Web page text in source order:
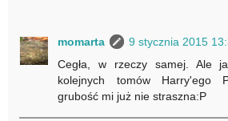
momarta
9 stycznia 2015
Cegła, w rzeczy samej. Ale
kolejnych tomów Harry'ego
grubość mi już nie straszna:P